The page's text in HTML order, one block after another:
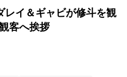
レイ＆ギャビが修斗を観
客へ挨拶